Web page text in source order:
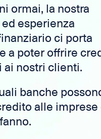
ormai, la nostra
esperienza
ci porta
a poter offrire
nostri clienti.
banche
alle imprese